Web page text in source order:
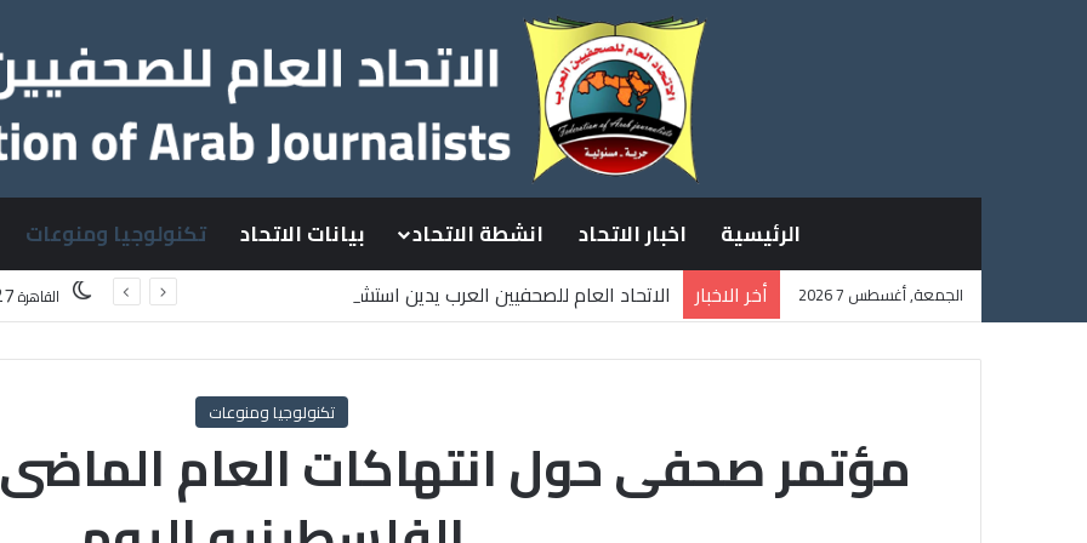
الرئيسية اخبار الاتحاد انشطة الاتحاد بيانات الاتحاد تكنولوجيا ومنوعات
الجمعة, أغسطس 7 2026 أخر الاخبار
الاتحاد العام للصحفيين العرب يدين استشهاد
القاهرة
تكنولوجيا ومنوعات
مؤتمر صحفى حول انتهاكات العام الماضى